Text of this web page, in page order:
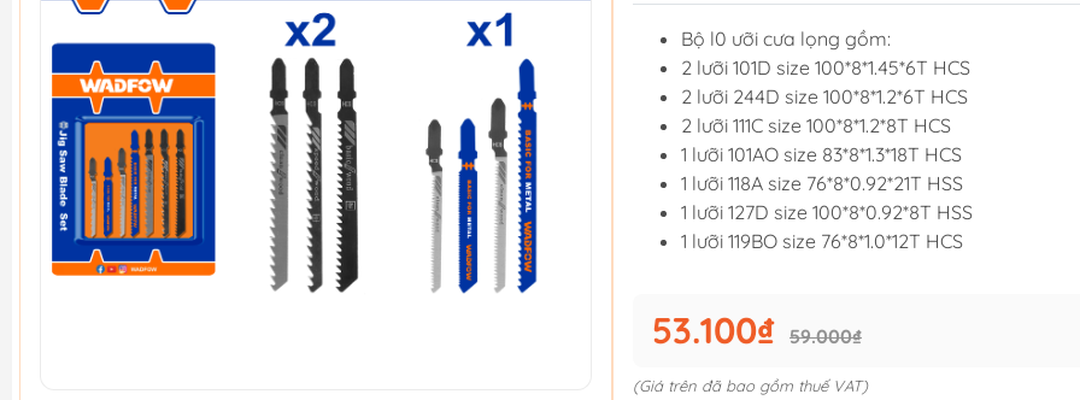
Bộ l0 ưỡi cưa lọng gồm:
2 lưỡi 101D size 100*8*1.45*6T HCS
2 lưỡi 244D size 100*8*1.2*6T HCS
2 lưỡi 111C size 100*8*1.2*8T HCS
1 lưỡi 101AO size 83*8*1.3*18T HCS
1 lưỡi 118A size 76*8*0.92*21T HSS
1 lưỡi 127D size 100*8*0.92*8T HSS
1 lưỡi 119BO size 76*8*1.0*12T HCS
53.100₫ 59.000₫
(Giá trên đã bao gồm thuế VAT)